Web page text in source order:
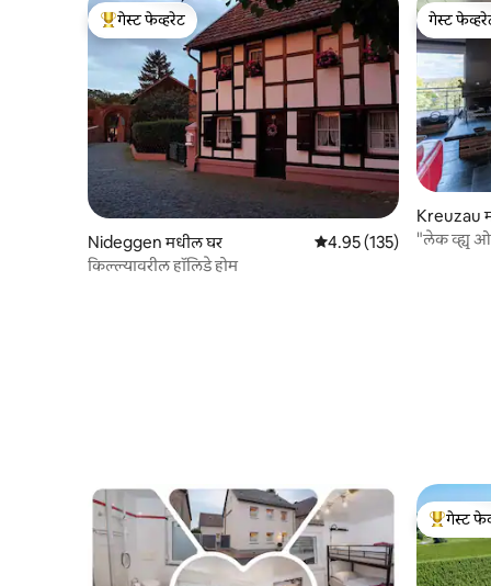
टॉप गेस्ट फेव्हरेट
गेस्ट फेव्हरेट
Nideggen मधील घर 5 पैकी 4.95 सरासरी रेटिंग,
4.95 (135)
किल्ल्यावरील हॉलिडे होम
गेस्ट
गेस्ट
Kreuzau
टॉप गेस्ट
गेस्ट